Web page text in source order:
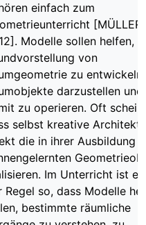
einfach zum
[MÜLLER
Modelle sollen helfen,
von
zu entwickeln,
darzustellen und
zu operieren. Oft
selbst kreative
die in ihrer Ausbildung
Im Unterricht ist
Regel so, dass Modelle
bestimmte räumliche